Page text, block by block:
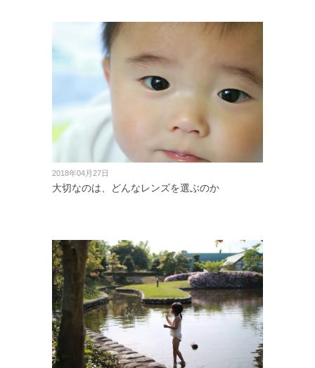
2018年04月27日
大切なのは、どんなレンズを選ぶのか